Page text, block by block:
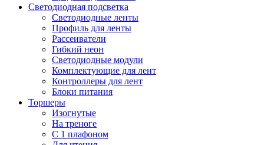
Светодиодная подсветка
Светодиодные ленты
Профиль для ленты
Рассеиватели
Гибкий неон
Светодиодные модули
Комплектующие для лент
Контроллеры для лент
Блоки питания
Торшеры
Изогнутые
На треноге
С 1 плафоном